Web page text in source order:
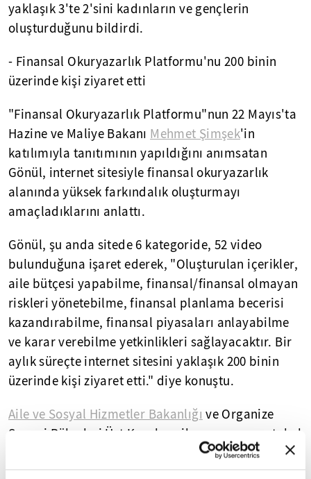
yaklaşık 3'te 2'sini kadınların ve gençlerin
oluşturduğunu bildirdi.
- Finansal Okuryazarlık Platformu'nu 200 binin
üzerinde kişi ziyaret etti
"Finansal Okuryazarlık Platformu"nun 22 Mayıs'ta
Hazine ve Maliye Bakanı Mehmet Şimşek'in
katılımıyla tanıtımının yapıldığını anımsatan
Gönül, internet sitesiyle finansal okuryazarlık
alanında yüksek farkındalık oluşturmayı
amaçladıklarını anlattı.
Gönül, şu anda sitede 6 kategoride, 52 video
bulunduğuna işaret ederek, "Oluşturulan içerikler,
aile bütçesi yapabilme, finansal/finansal olmayan
riskleri yönetebilme, finansal planlama becerisi
kazandırabilme, finansal piyasaları anlayabilme
ve karar verebilme yetkinlikleri sağlayacaktır. Bir
aylık süreçte internet sitesini yaklaşık 200 binin
üzerinde kişi ziyaret etti." diye konuştu.
Aile ve Sosyal Hizmetler Bakanlığı ve Organize
Sanayi Bölgeleri Üst Kuruluşu ile geçen ay protokol
imzaladıklarını hatırlatan Gönül, şöyle devam etti:
"Protokolle birlikte İŞKUR vasıtasıyla istihdam